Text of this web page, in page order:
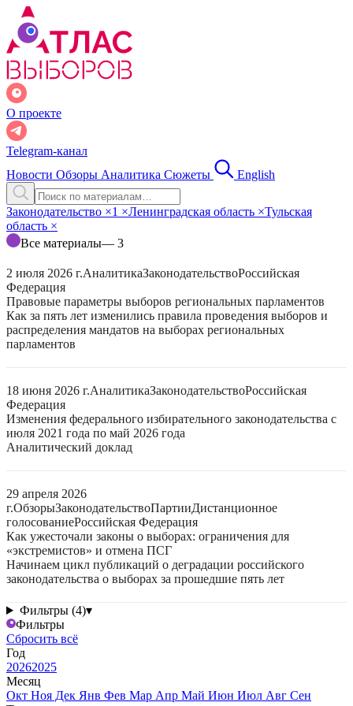
О проекте
Telegram-канал
Новости Обзоры Аналитика Сюжеты English
Законодательство ×1 ×Ленинградская область ×Тульская
область ×
Все материалы— 3
2 июля 2026 г.АналитикаЗаконодательствоРоссийская
Федерация
Правовые параметры выборов региональных парламентов
Как за пять лет изменились правила проведения выборов и
распределения мандатов на выборах региональных
парламентов
18 июня 2026 г.АналитикаЗаконодательствоРоссийская
Федерация
Изменения федерального избирательного законодательства с
июля 2021 года по май 2026 года
Аналитический доклад
29 апреля 2026
г.ОбзорыЗаконодательствоПартииДистанционное
голосованиеРоссийская Федерация
Как ужесточали законы о выборах: ограничения для
«экстремистов» и отмена ПСГ
Начинаем цикл публикаций о деградации российского
законодательства о выборах за прошедшие пять лет
Фильтры (4)▾
Фильтры
Сбросить всё
Год
20262025
Месяц
Окт Ноя Дек Янв Фев Мар Апр Май Июн Июл Авг Сен